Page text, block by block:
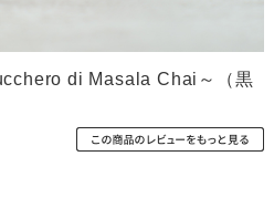
di Masala Chai～（黒